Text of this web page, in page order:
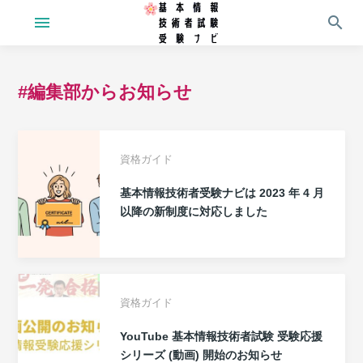
menu search
#編集部からお知らせ
資格ガイド
基本情報技術者受験ナビは 2023 年 4 月
以降の新制度に対応しました
資格ガイド
YouTube 基本情報技術者試験 受験応援
シリーズ (動画) 開始のお知らせ